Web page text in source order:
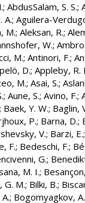
; AbdusSalam, S. S.;
A.; Aguilera-
M.; Aleksan, R.;
W.;
M.; Antinori, F.;
D.; Appleby, R.
M.; Asai, S.;
; Aune, S.; Avino, F.;
; Baek, Y. W.; Baglin,
P.; Barna, D.;
V.; Barzi, E.
F.; Bedeschi, F.;
G.;
M. I.;
G. M.; Bilki, B.;
; Bogomyagkov, A.